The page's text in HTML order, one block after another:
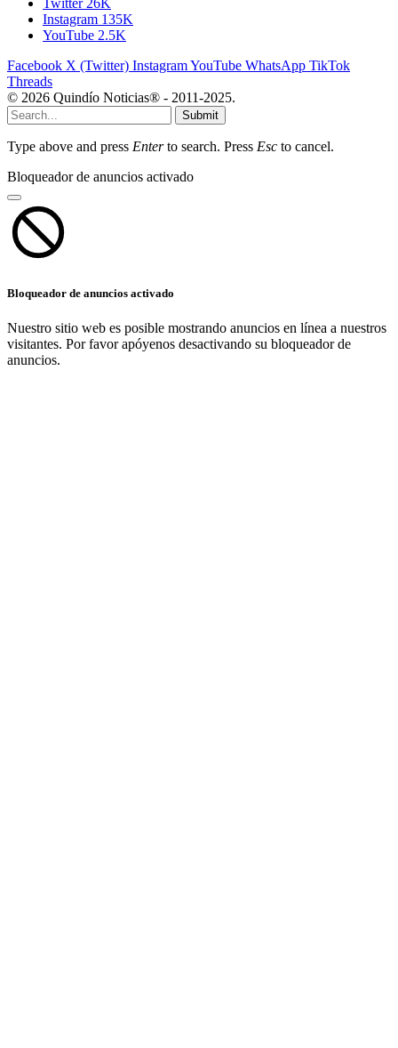
Instagram 135K
YouTube 2.5K
Facebook X (Twitter) InstagramYouTube WhatsApp TikTok
Threads
© 2026 Quindío Noticias® - 2011-2025.
Submit
Type above and press Enterto search. Press Esc to cancel.
Bloqueador de anuncios activado
Bloqueador de anuncios activado
Nuestro sitio web es posible mostrando anuncios en línea a nuestros
visitantes. Por favor apóyenos desactivando su bloqueador de
anuncios.